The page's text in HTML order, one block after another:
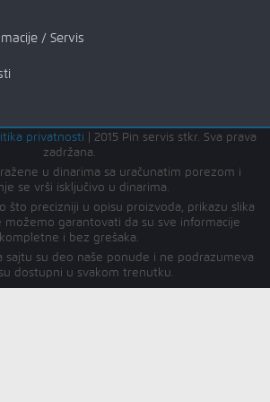
/ Servis
privatnosti
2015 Pin servis stkr. Sva prava
zadržana.
u dinarima sa uračunatim porezom i
se vrši isključivo u dinarima.
što precizniji u opisu proizvoda, prikazu slika
možemo garantovati da su sve informacije
kompletne i bez grešaka.
sajtu su deo naše ponude i ne podrazumeva
dostupni u svakom trenutku.